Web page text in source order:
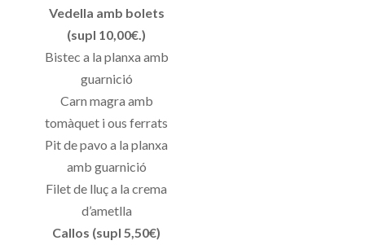
Vedella amb bolets
(supl 10,00€.)
Bistec a la planxa amb
guarnició
Carn magra amb
tomàquet i ous ferrats
Pit de pavo a la planxa
amb guarnició
Filet de lluç a la crema
d’ametlla
Callos (supl 5,50€)